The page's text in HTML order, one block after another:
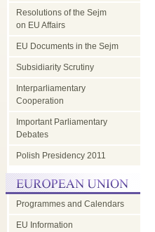
Resolutions of the Sejm
on EU Affairs
EU Documents in the Sejm
Subsidiarity Scrutiny
Interparliamentary
Cooperation
Important Parliamentary
Debates
Polish Presidency 2011
Programmes and Calendars
EU Information